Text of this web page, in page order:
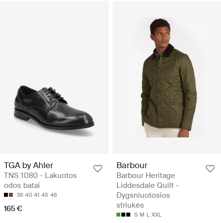
TGA by Ahler
TNS 1080 - Lakuotos
odos batai
39 40 41 45 46
165 €
Barbour
Barbour Heritage
Liddesdale Quilt -
Dygsniuotosios
striukės
S M L XXL